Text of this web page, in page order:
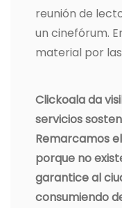
reunión de
un cinefórum.
material por
Clickoala da
servicios
Remarcamos
porque no
garantice al
consumiendo